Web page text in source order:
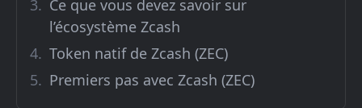
Ce que vous devez savoir sur
l’écosystème Zcash
Token natif de Zcash (ZEC)
Premiers pas avec Zcash (ZEC)